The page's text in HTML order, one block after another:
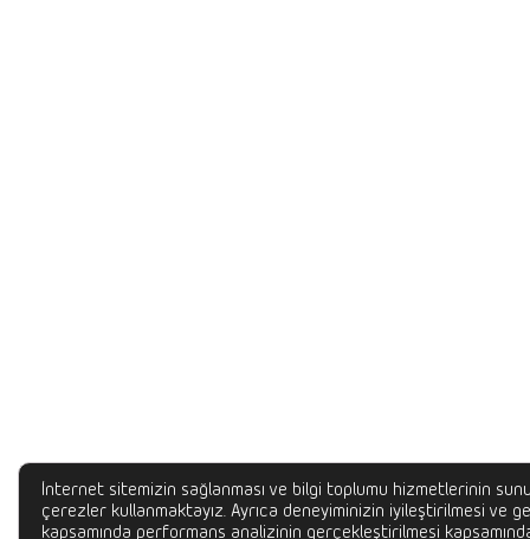
İnternet sitemizin sağlanması ve bilgi toplumu hizmetlerinin
çerezler kullanmaktayız. Ayrıca deneyiminizin iyileştirilmesi ve
kapsamında performans analizinin gerçekleştirilmesi